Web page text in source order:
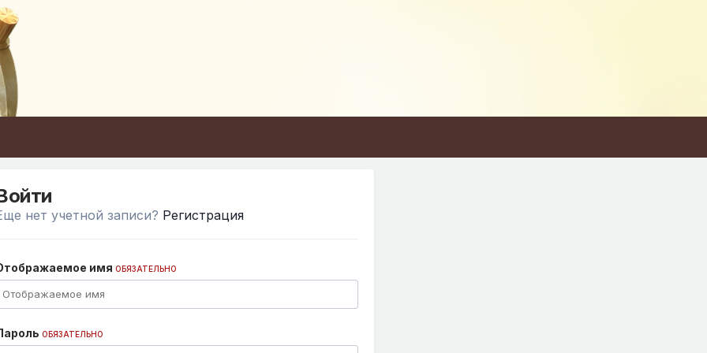
нет учетной записи? Регистрация
имя ОБЯЗАТЕЛЬНО
ОБЯЗАТЕЛЬНО